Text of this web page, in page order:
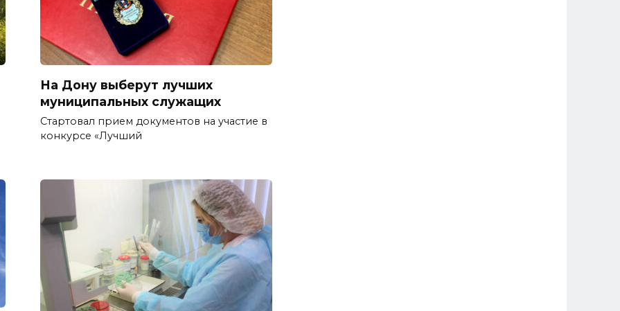
На Дону выберут лучших
муниципальных служащих
Стартовал прием документов на участие в
конкурсе «Лучший